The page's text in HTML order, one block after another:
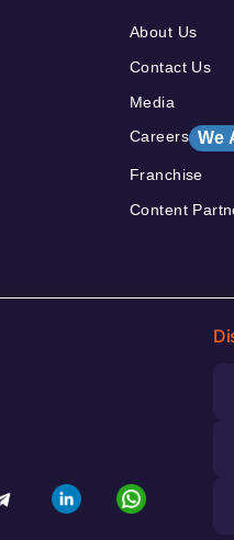
About Us
Contact Us
Media
Careers We
Franchise
Content